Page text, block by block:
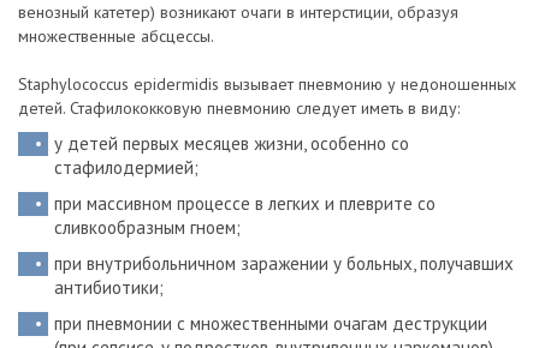
венозный катетер) возникают очаги в интерстиции, образуя
множественные абсцессы.
Staphylococcus epidermidis вызывает пневмонию у недоношенных
детей. Стафилококковую пневмонию следует иметь в виду:
у детей первых месяцев жизни, особенно со
стафилодермией;
при массивном процессе в легких и плеврите со
сливкообразным гноем;
при внутрибольничном заражении у больных, получавших
антибиотики;
при пневмонии с множественными очагам деструкции